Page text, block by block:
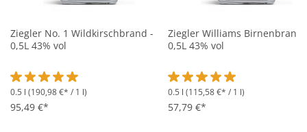
Ziegler No. 1 Wildkirschbrand -
0,5L 43% vol
Durchschnittliche Bewertung von 5 von 5 Sternen
0.5 l (190,98 €* / 1 l)
95,49 €*
Ziegler Williams Birnenbrand
0,5L 43% vol
Durchschnittliche
0.5 l (115,58 €* / 1 l)
57,79 €*